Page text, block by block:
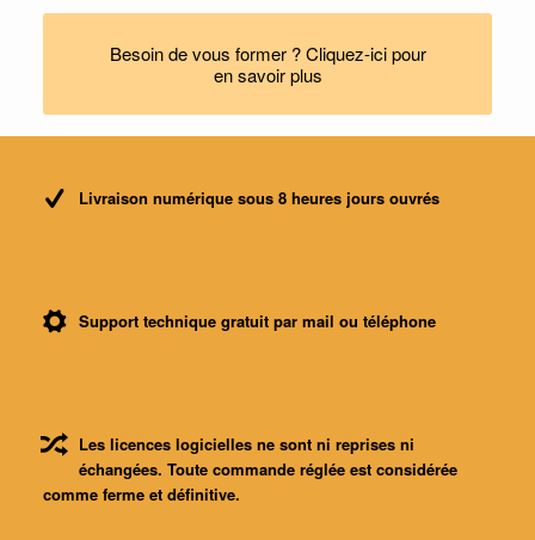
Besoin de vous former ? Cliquez-ici pour
en savoir plus
Livraison numérique sous 8 heures jours ouvrés
Support technique gratuit par mail ou téléphone
Les licences logicielles ne sont ni reprises ni
échangées. Toute commande réglée est considérée
comme ferme et définitive.